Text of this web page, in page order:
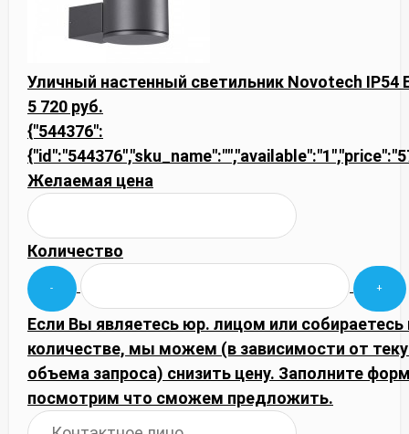
Уличный настенный светильник Novotech IP54
5 720 руб.
{"544376":
Желаемая цена
Количество
Если Вы являетесь юр. лицом или
количестве, мы можем (в зависимости от
объема запроса) снизить цену. Заполните
посмотрим что сможем предложить.